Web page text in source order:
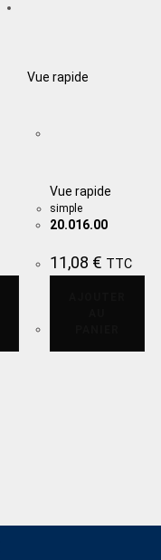
Vue rapide
Vue rapide
simple
20.016.00
11,08 € TTC